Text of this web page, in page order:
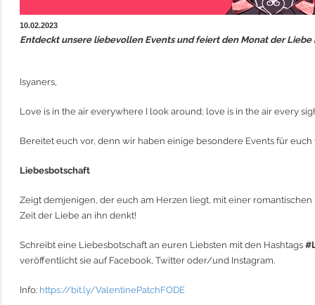
10.02.2023
Entdeckt unsere liebevollen Events und feiert den Monat der Liebe
Isyaners,
Love is in the air everywhere I look around; love is in the air every
Bereitet euch vor, denn wir haben einige besondere Events für
Liebesbotschaft
Zeigt demjenigen, der euch am Herzen liegt, mit einer
Zeit der Liebe an ihn denkt!
Schreibt eine Liebesbotschaft an euren Liebsten mit den Hashtags
veröffentlicht sie auf Facebook, Twitter oder/und Instagram.
Info: https://bit.ly/ValentinePatchFODE